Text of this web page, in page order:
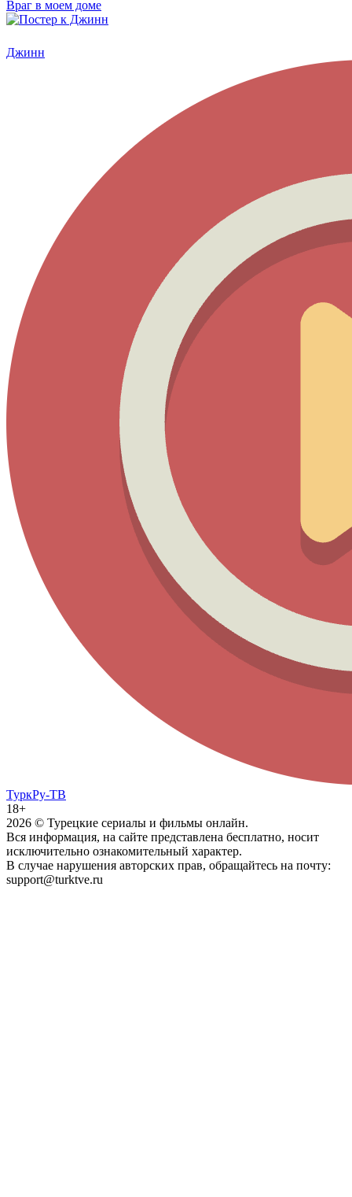
Враг в моем доме
Джинн
ТуркРу-ТВ
18+
2026 © Турецкие сериалы и фильмы онлайн.
Вся информация, на сайте представлена бесплатно, носит
исключительно ознакомительный характер.
В случае нарушения авторских прав, обращайтесь на почту:
support@turktve.ru